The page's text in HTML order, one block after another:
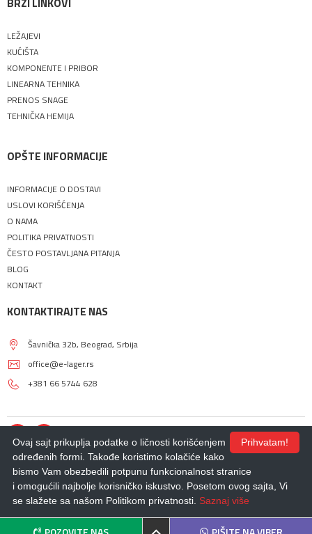
LEŽAJEVI
KUĆIŠTA
KOMPONENTE I PRIBOR
LINEARNA TEHNIKA
PRENOS SNAGE
TEHNIČKA HEMIJA
OPŠTE INFORMACIJE
INFORMACIJE O DOSTAVI
USLOVI KORIŠĆENJA
O NAMA
POLITIKA PRIVATNOSTI
ČESTO POSTAVLJANA PITANJA
BLOG
KONTAKT
KONTAKTIRAJTE NAS
Šavnička 32b, Beograd, Srbija
office@e-lager.rs
+381 66 5744 628
© 2018 - 2026 |E-LAGER. Sva prava zadržana.
Izdrada Internet prodavnice,Izrada sajta,Izrada mobilnih aplikacijaiSEO
optimizacija sajta - *nbgteam.com
Prihvatam!
Ovaj sajt prikuplja podatke o ličnosti korišćenjem
određenih formi. Takođe koristimo kolačiće kako
bismo Vam obezbedili potpunu funkcionalnost stranice
i omogućili najbolje korisničko iskustvo. Posetom ovog sajta, Vi
se slažete sa našom Politikom privatnosti. Saznaj više